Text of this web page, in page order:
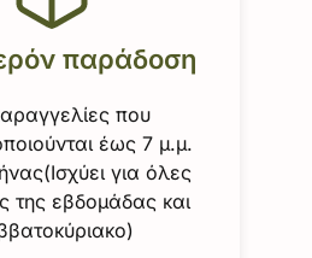
παράδοση
που
έως 7 μ.μ.
για όλες
της εβδομάδας και